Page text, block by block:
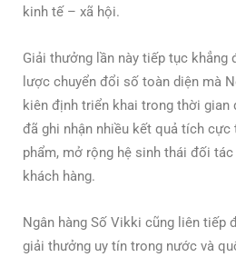
kinh tế – xã hội.
Giải thưởng lần này tiếp tục khẳng
lược chuyển đổi số toàn diện mà
kiên định triển khai trong thời gian
đã ghi nhận nhiều kết quả tích cực
phẩm, mở rộng hệ sinh thái đối
khách hàng.
Ngân hàng Số Vikki cũng liên tiếp
giải thưởng uy tín trong nước và